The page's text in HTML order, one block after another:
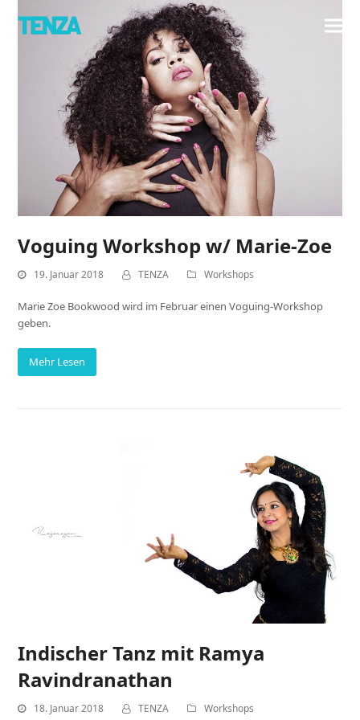
Voguing Workshop w/ Marie-Zoe
19. Januar 2018 TENZA Workshops
Marie Zoe Bookwood wird im Februar einen Voguing-Workshop
geben.
Mehr Lesen
Indischer Tanz mit Ramya
Ravindranathan
18. Januar 2018 TENZA Workshops